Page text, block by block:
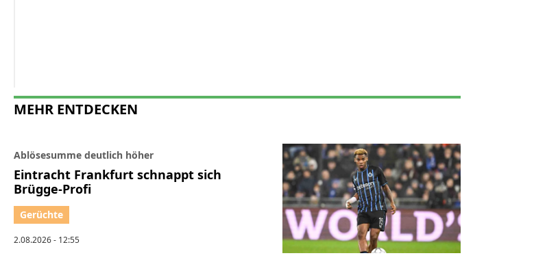
MEHR ENTDECKEN
Ablösesumme deutlich höher
Eintracht Frankfurt schnappt sich
Brügge-Profi
2.08.2026 - 12:55